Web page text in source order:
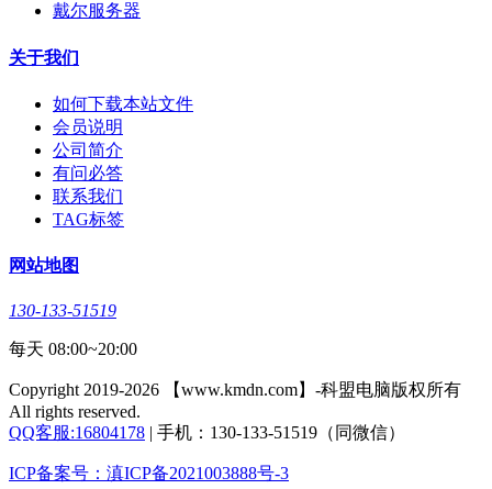
戴尔服务器
关于我们
如何下载本站文件
会员说明
公司简介
有问必答
联系我们
TAG标签
网站地图
130-133-51519
每天 08:00~20:00
Copyright 2019-2026 【www.kmdn.com】-科盟电脑版权所有
All rights reserved.
QQ客服:16804178 | 手机：130-133-51519（同微信）
ICP备案号：滇ICP备2021003888号-3